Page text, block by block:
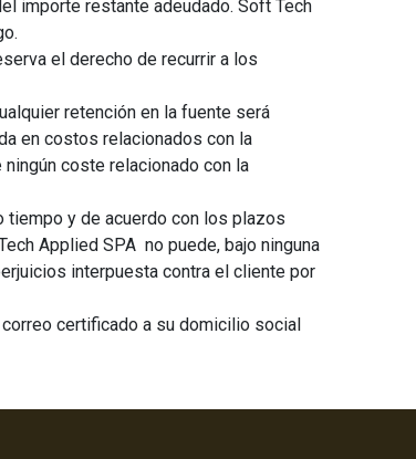
importe restante adeudado. Soft Tech
el derecho de recurrir a los
retención en la fuente será
en costos relacionados con la
coste relacionado con la
y de acuerdo con los plazos
Applied SPA no puede, bajo ninguna
interpuesta contra el cliente por
certificado a su domicilio social